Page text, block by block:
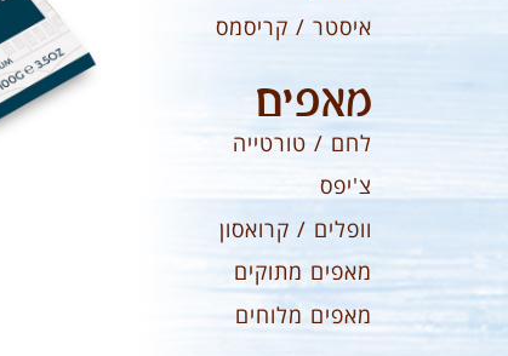
איסטר / קריסמס
מאפים
לחם / טורטייה
צ'יפס
וופלים / קרואסון
מאפים מתוקים
מאפים מלוחים